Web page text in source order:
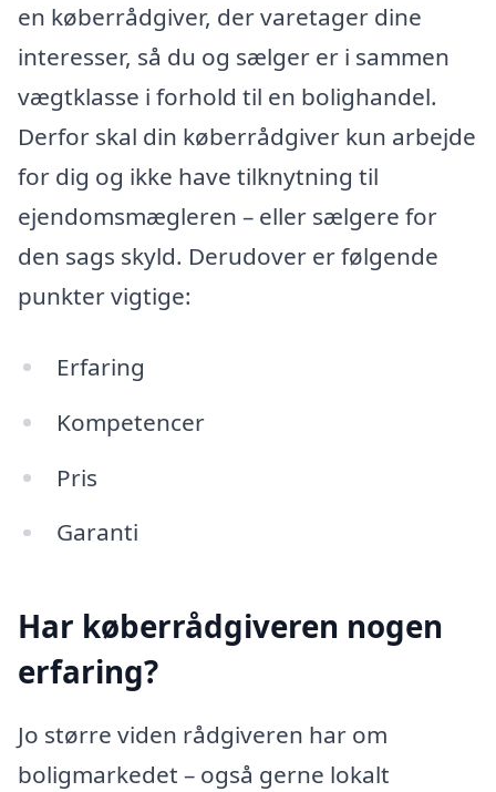
en køberrådgiver, der varetager dine
interesser, så du og sælger er i sammen
vægtklasse i forhold til en bolighandel.
Derfor skal din køberrådgiver kun arbejde
for dig og ikke have tilknytning til
ejendomsmægleren – eller sælgere for
den sags skyld. Derudover er følgende
punkter vigtige:
Erfaring
Kompetencer
Pris
Garanti
Har køberrådgiveren nogen
erfaring?
Jo større viden rådgiveren har om
boligmarkedet – også gerne lokalt